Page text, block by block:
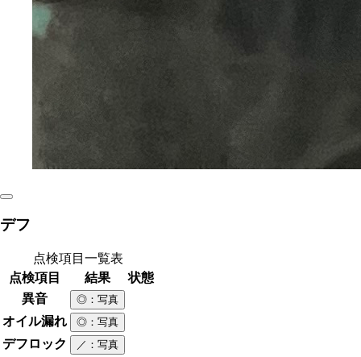
デフ
点検項目一覧表
点検項目
結果
状態
異音
◎ ：写真
オイル漏れ ◎ ：写真
デフロック ／ ：写真